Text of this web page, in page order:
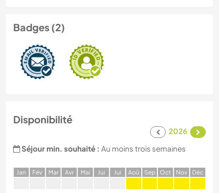
Badges (2)
Disponibilité
2026
Séjour min. souhaité : Au moins trois semaines
Jan Fév Mar Avr Mai Jui Jui Aoû Sep Oct Nov Déc